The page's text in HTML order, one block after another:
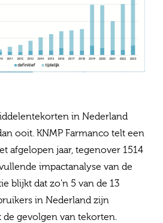
in Nederland
ooit. KNMP Farmanco telt een
afgelopen jaar, tegenover 1514
impactanalyse van de
blijkt dat zo'n 5 van de 13
in Nederland zijn
gevolgen van tekorten.